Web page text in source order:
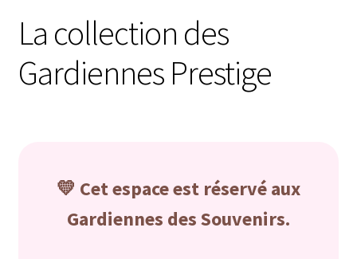
Devenez gardienne de souvenirs
Mon espace Gardienne des Souvenirs
Envoyer votre lait maternel et autres éléments
La collection des
Gardiennes Prestige
💛 Cet espace est réservé aux
Gardiennes des Souvenirs.